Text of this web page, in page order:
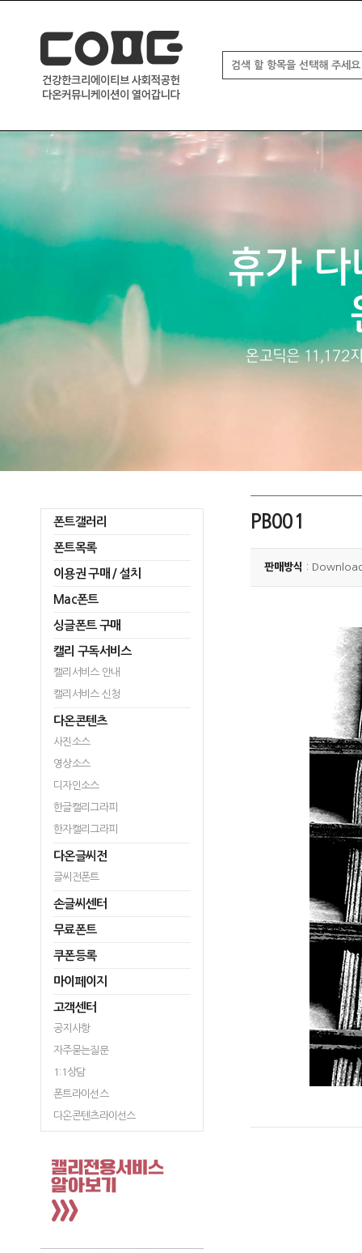
폰트갤러리
폰트목록
이용권 구매 / 설치
Mac폰트
싱글폰트 구매
캘리 구독서비스
캘리서비스 안내
캘리서비스 신청
다온콘텐츠
사진소스
영상소스
디자인소스
한글캘리그라피
한자캘리그라피
다온글씨전
글씨전폰트
손글씨센터
무료폰트
쿠폰등록
마이페이지
고객센터
공지사항
자주묻는질문
1:1상담
폰트라이선스
다온콘텐츠라이선스
PB001
판매방식 :